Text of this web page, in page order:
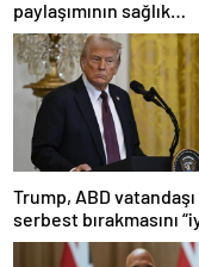
paylaşımının sağlık
sistemiyle ilgili
olduğu anlaşıldı
Trump, ABD
serbest bırakmasını
niyetle atılmış bir